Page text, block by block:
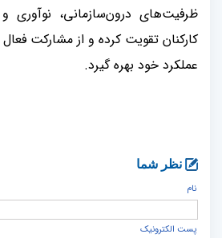
ظرفیت‌های درون‌سازمانی،
کارکنان تقویت کرده و از مشارکت فعال
عملکرد خود بهره گیرد.
نظر شما
نام
پست الكترونيک